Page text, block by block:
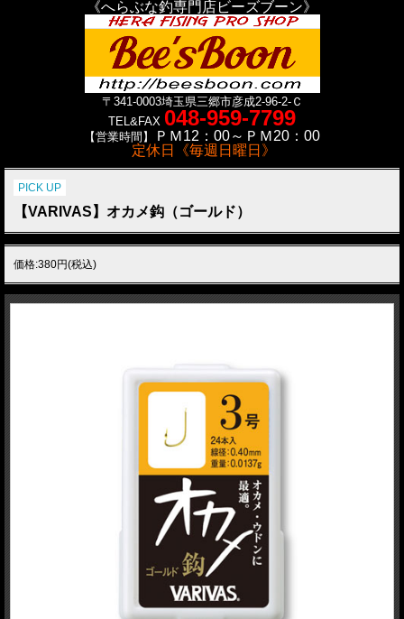
《へらぶな釣専門店ビーズブーン》
〒341-0003埼玉県三郷市彦成2-96-2-Ｃ
TEL&FAX 048-959-7799
【営業時間】
ＰＭ12：00～ＰＭ20：00
定休日《毎週日曜日》
PICK UP
【VARIVAS】オカメ鈎（ゴールド）
価格:380円(税込)